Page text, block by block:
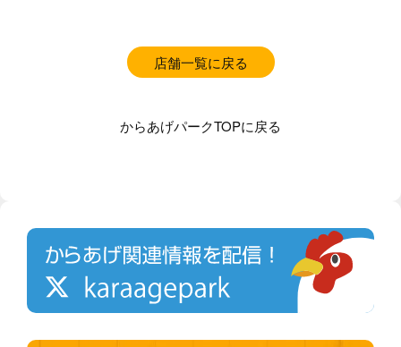
店舗一覧に戻る
からあげパークTOPに戻る